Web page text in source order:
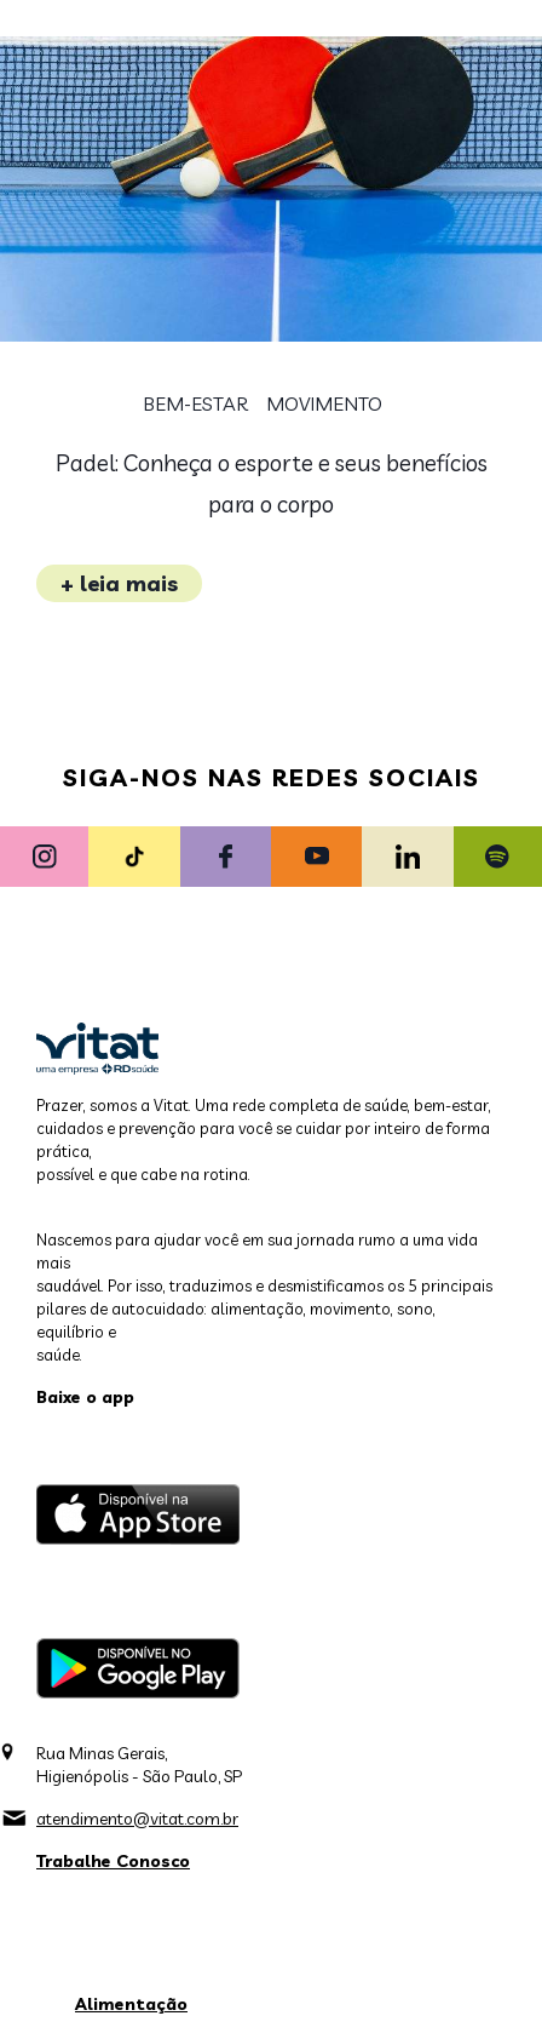
BEM-ESTAR MOVIMENTO
Padel: Conheça o esporte e seus benefícios
para o corpo
+ leia mais
SIGA-NOS NAS REDES SOCIAIS
Prazer, somos a Vitat. Uma rede completa de saúde, bem-estar,
cuidados e prevenção para você se cuidar por inteiro de forma
prática,
possível e que cabe na rotina.
Nascemos para ajudar você em sua jornada rumo a uma vida
mais
saudável. Por isso, traduzimos e desmistificamos os 5 principais
pilares de autocuidado: alimentação, movimento, sono,
equilíbrio e
saúde.
Baixe o app
Rua Minas Gerais,
Higienópolis - São Paulo, SP
atendimento@vitat.com.br
Trabalhe Conosco
Alimentação